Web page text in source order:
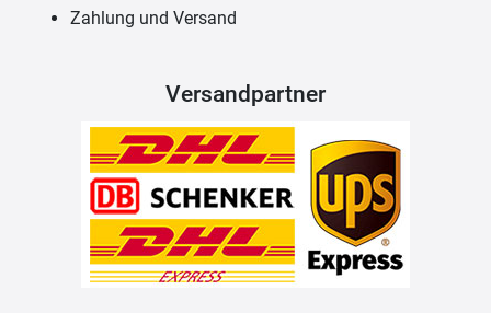
Zahlung und Versand
Versandpartner